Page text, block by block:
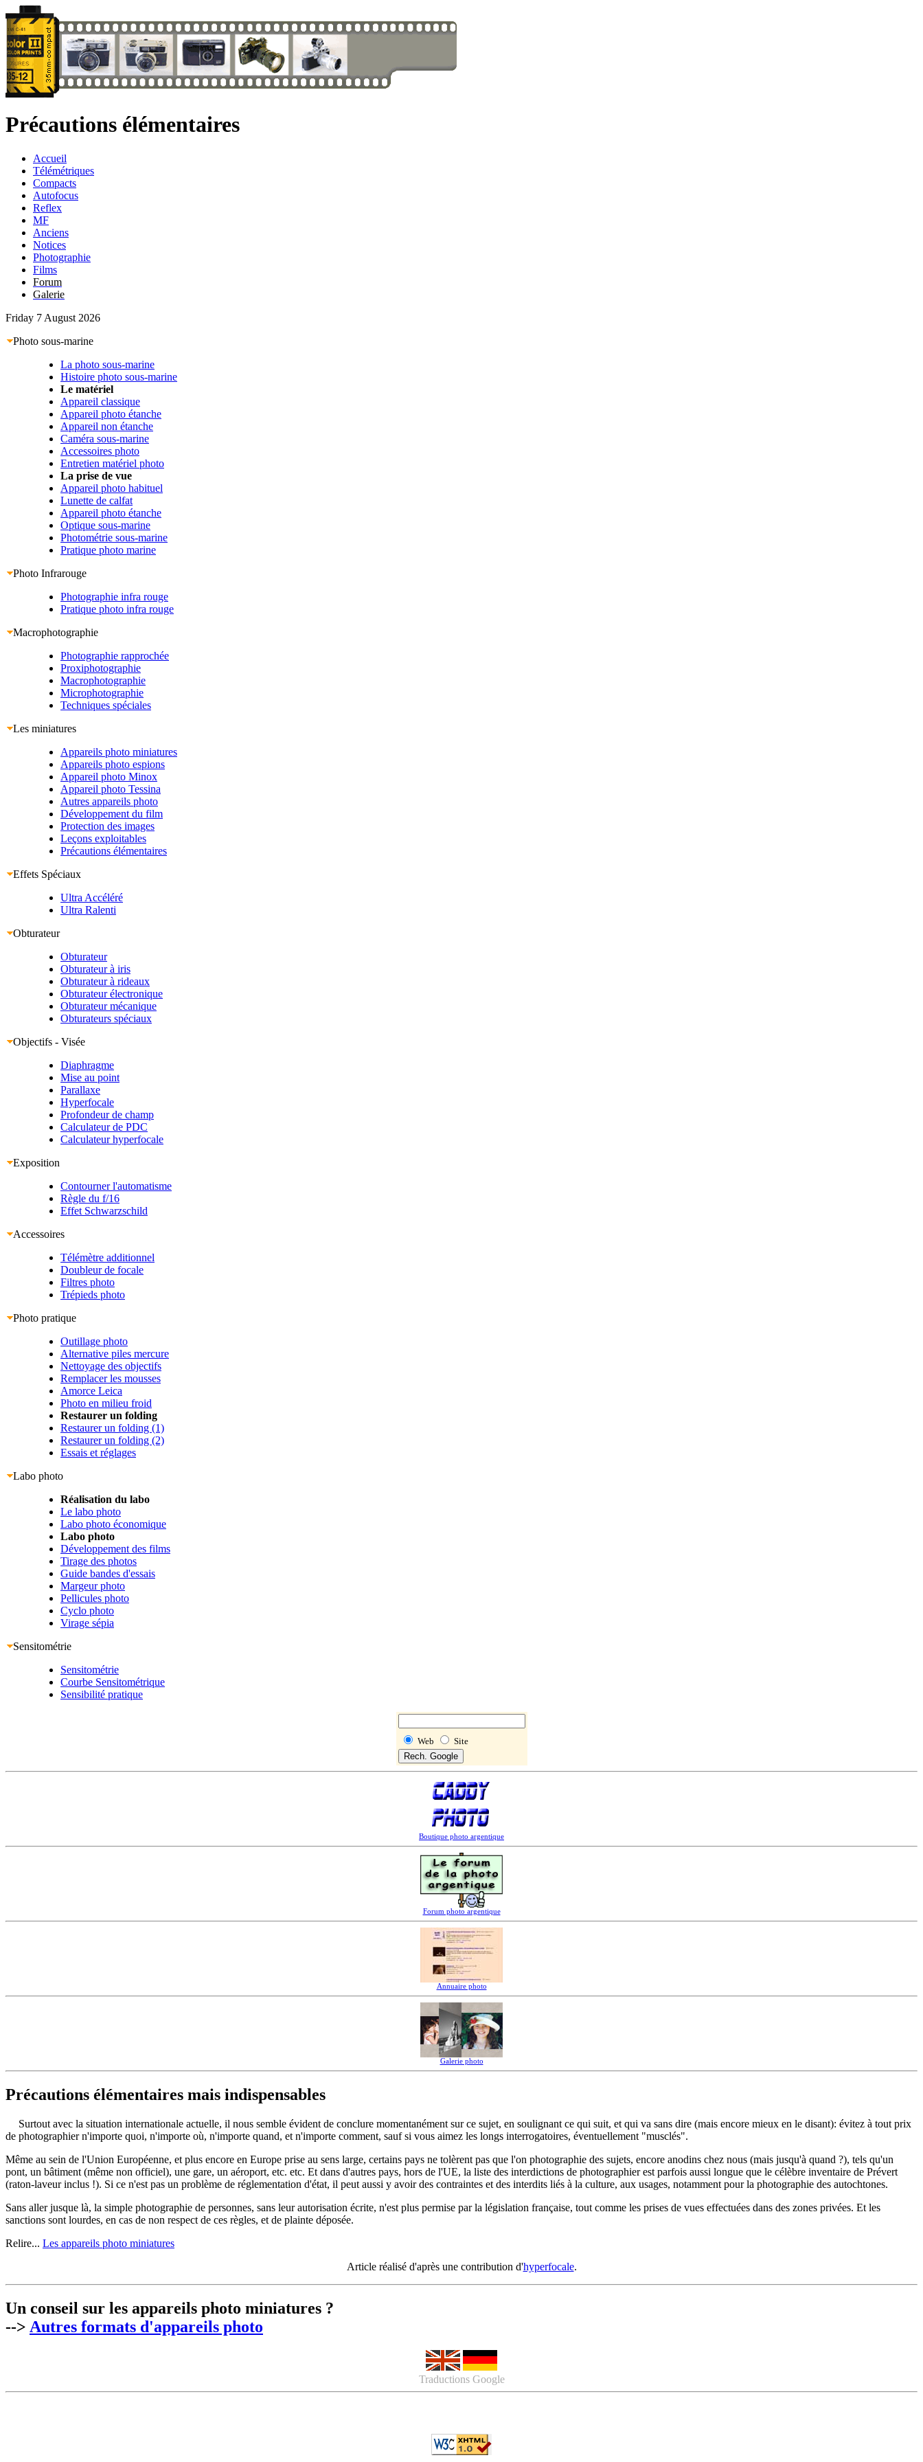
Précautions élémentaires
Accueil
Télémétriques
Compacts
Autofocus
Reflex
MF
Anciens
Notices
Photographie
Films
Forum
Galerie
Friday 7 August 2026
Photo sous-marine
La photo sous-marine
Histoire photo sous-marine
Le matériel
Appareil classique
Appareil photo étanche
Appareil non étanche
Caméra sous-marine
Accessoires photo
Entretien matériel photo
La prise de vue
Appareil photo habituel
Lunette de calfat
Appareil photo étanche
Optique sous-marine
Photométrie sous-marine
Pratique photo marine
Photo Infrarouge
Photographie infra rouge
Pratique photo infra rouge
Macrophotographie
Photographie rapprochée
Proxiphotographie
Macrophotographie
Microphotographie
Techniques spéciales
Les miniatures
Appareils photo miniatures
Appareils photo espions
Appareil photo Minox
Appareil photo Tessina
Autres appareils photo
Développement du film
Protection des images
Leçons exploitables
Précautions élémentaires
Effets Spéciaux
Ultra Accéléré
Ultra Ralenti
Obturateur
Obturateur
Obturateur à iris
Obturateur à rideaux
Obturateur électronique
Obturateur mécanique
Obturateurs spéciaux
Objectifs - Visée
Diaphragme
Mise au point
Parallaxe
Hyperfocale
Profondeur de champ
Calculateur de PDC
Calculateur hyperfocale
Exposition
Contourner l'automatisme
Règle du f/16
Effet Schwarzschild
Accessoires
Télémètre additionnel
Doubleur de focale
Filtres photo
Trépieds photo
Photo pratique
Outillage photo
Alternative piles mercure
Nettoyage des objectifs
Remplacer les mousses
Amorce Leica
Photo en milieu froid
Restaurer un folding
Restaurer un folding (1)
Restaurer un folding (2)
Essais et réglages
Labo photo
Réalisation du labo
Le labo photo
Labo photo économique
Labo photo
Développement des films
Tirage des photos
Guide bandes d'essais
Margeur photo
Pellicules photo
Cyclo photo
Virage sépia
Sensitométrie
Sensitométrie
Courbe Sensitométrique
Sensibilité pratique
Web Site
Boutique photo argentique
Forum photo argentique
Annuaire photo
Galerie photo
Précautions élémentaires mais indispensables
Surtout avec la situation internationale actuelle, il nous semble évident de conclure momentanément sur ce sujet, en soulignant ce qui suit, et qui va sans dire (mais encore mieux en le disant): évitez à tout prix
de photographier n'importe quoi, n'importe où, n'importe quand, et n'importe comment, sauf si vous aimez les longs interrogatoires, éventuellement "musclés".
Même au sein de l'Union Européenne, et plus encore en Europe prise au sens large, certains pays ne tolèrent pas que l'on photographie des sujets, encore anodins chez nous (mais jusqu'à quand ?), tels qu'un
pont, un bâtiment (même non officiel), une gare, un aéroport, etc. etc. Et dans d'autres pays, hors de l'UE, la liste des interdictions de photographier est parfois aussi longue que le célèbre inventaire de Prévert
(raton-laveur inclus !). Si ce n'est pas un problème de réglementation d'état, il peut aussi y avoir des contraintes et des interdits liés à la culture, aux usages, notamment pour la photographie des autochtones.
Sans aller jusque là, la simple photographie de personnes, sans leur autorisation écrite, n'est plus permise par la législation française, tout comme les prises de vues effectuées dans des zones privées. Et les
sanctions sont lourdes, en cas de non respect de ces règles, et de plainte déposée.
Relire... Les appareils photo miniatures
Article réalisé d'après une contribution d'hyperfocale.
Un conseil sur les appareils photo miniatures ?
--> Autres formats d'appareils photo
Traductions Google